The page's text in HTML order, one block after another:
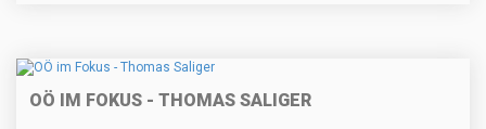
OÖ IM FOKUS - THOMAS SALIGER